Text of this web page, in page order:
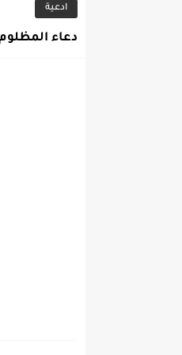
ادعية
دعاء